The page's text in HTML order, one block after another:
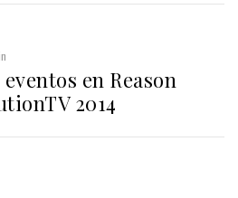
en Reason
2014